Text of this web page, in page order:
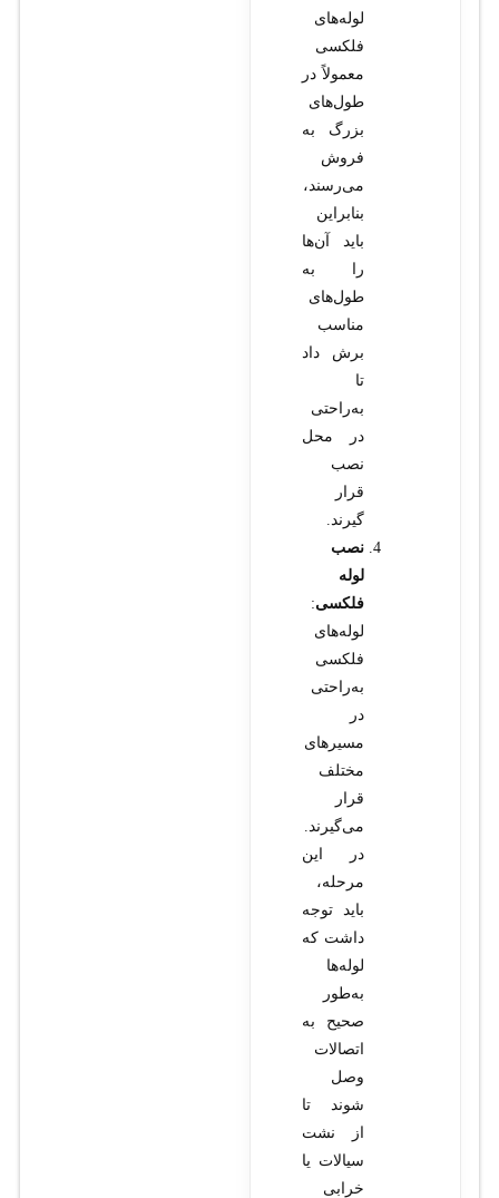
لوله‌های
فلکسی
معمولاً در
طول‌های
بزرگ به
فروش
می‌رسند،
بنابراین
باید آن‌ها
را به
طول‌های
مناسب
برش داد
تا
به‌راحتی
در محل
نصب
قرار
گیرند.
نصب
لوله
فلکسی:
لوله‌های
فلکسی
به‌راحتی
در
مسیرهای
مختلف
قرار
می‌گیرند.
در این
مرحله،
باید توجه
داشت که
لوله‌ها
به‌طور
صحیح به
اتصالات
وصل
شوند تا
از نشت
سیالات یا
خرابی